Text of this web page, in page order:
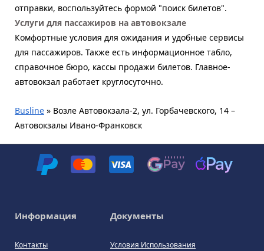
отправки, воспользуйтесь формой "поиск билетов".
Услуги для пассажиров на автовокзале
Комфортные условия для ожидания и удобные сервисы
для пассажиров. Также есть информационное табло,
справочное бюро, кассы продажи билетов. Главное-
автовокзал работает круглосуточно.
Busline » Возле Автовокзала-2, ул. Горбачевского, 14 –
Автовокзалы Ивано-Франковск
Информация
Контакты
Документы
Условия Использования